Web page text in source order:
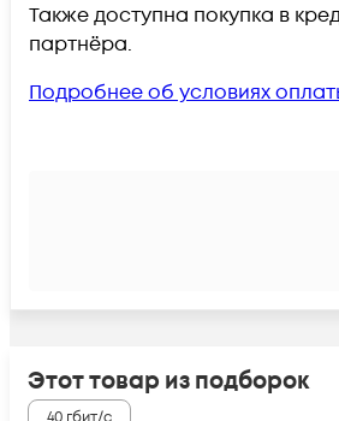
Также доступна покупка в
партнёра.
Подробнее об условиях
Этот товар из подборок